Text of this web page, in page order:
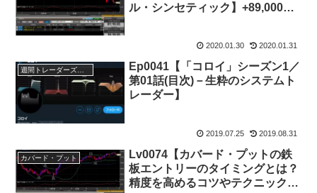
ル・シンセティック】+89,000円
2020.01.30 2020.01.31
週間トレーダーズ・トリビューン
Ep0041【「コロイ」シーズン1／
第01話(目次)－生粋のシステムト
レーダー】
2019.07.25 2019.08.31
カバード・プット
Lv0074【カバード・プットの鉄
板エントリーのタイミングとは？
精度を高めるコツやテクニック】